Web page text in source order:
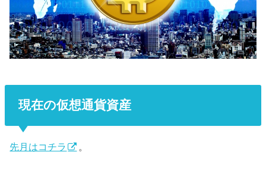
現在の仮想通貨資産
先月はコチラ